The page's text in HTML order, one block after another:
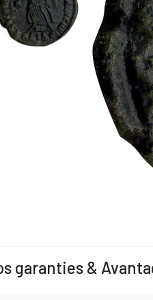
garanties &